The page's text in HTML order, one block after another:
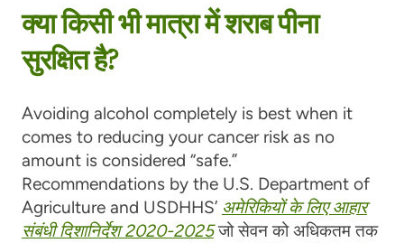
क्या किसी भी मात्रा में शराब पीना
सुरक्षित है?
Avoiding alcohol completely is best when it
comes to reducing your cancer risk as no
amount is considered “safe.”
Recommendations by the U.S. Department of
Agriculture and USDHHS’ अमेरिकियों के लिए आहार
संबंधी दिशानिर्देश 2020-2025जो सेवन को अधिकतम तक